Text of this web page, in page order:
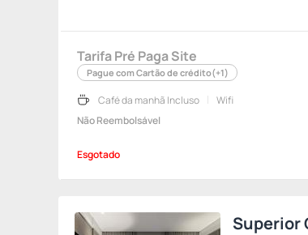
Tarifa Pré Paga Site
Pague com Cartão de crédito(+1)
Café da manhã Incluso
Wifi
Não Reembolsável
Esgotado
Superior